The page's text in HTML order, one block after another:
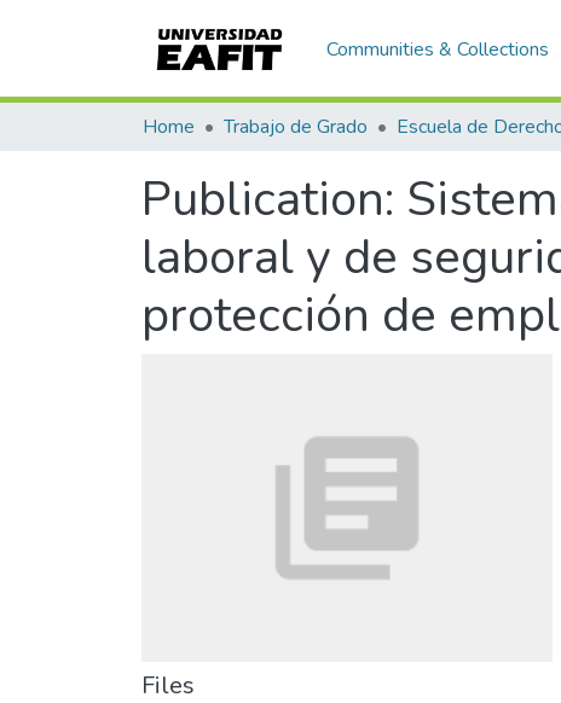
Communities & Collections
Home Trabajo de Grado Escuela de
Publication:
laboral y de
protección de
Files